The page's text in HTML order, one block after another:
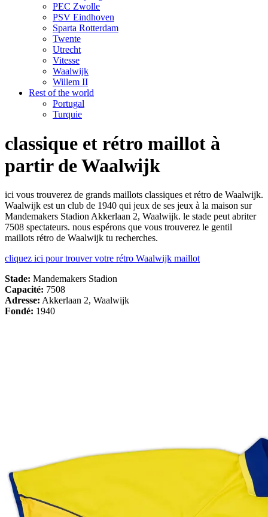
PEC Zwolle
PSV Eindhoven
Sparta Rotterdam
Twente
Utrecht
Vitesse
Waalwijk
Willem II
Rest of the world
Portugal
Turquie
classique et rétro maillot à
partir de Waalwijk
ici vous trouverez de grands maillots classiques et rétro de Waalwijk.
Waalwijk est un club de 1940 qui jeux de ses jeux à la maison sur
Mandemakers Stadion Akkerlaan 2, Waalwijk. le stade peut abriter
7508 spectateurs. nous espérons que vous trouverez le gentil
maillots rétro de Waalwijk tu recherches.
cliquez ici pour trouver votre rétro Waalwijk maillot
Stade: Mandemakers Stadion
Capacité: 7508
Adresse: Akkerlaan 2, Waalwijk
Fondé: 1940